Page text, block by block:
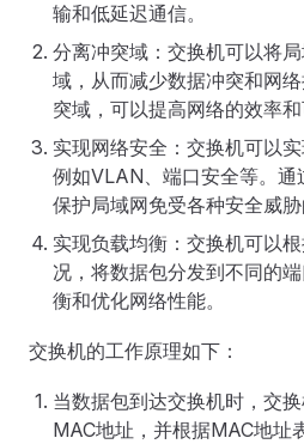
输和低延迟通信。
分离冲突域：交换机可以将
域，从而减少数据冲突和网
突域，可以提高网络的效率和
实现网络安全：交换机可以
例如VLAN、端口安全等。通
保护局域网免受各种安全威胁
实现负载均衡：交换机可以
况，将数据包分发到不同的
衡和优化网络性能。
交换机的工作原理如下：
当数据包到达交换机时，交
MAC地址，并根据MAC地址